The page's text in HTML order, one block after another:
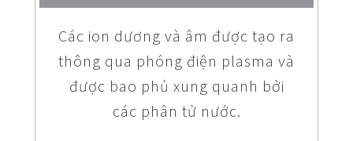
Các ion dương và âm được tạo ra
thông qua phóng điện plasma và
được bao phủ xung quanh bởi
các phân tử nước.